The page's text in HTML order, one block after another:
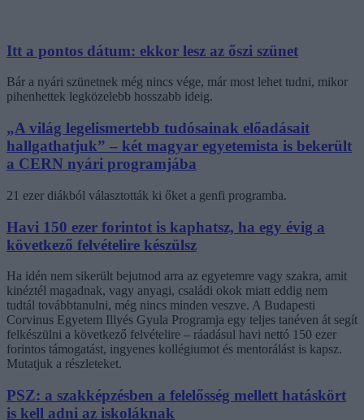
Itt a pontos dátum: ekkor lesz az őszi szünet
Bár a nyári szünetnek még nincs vége, már most lehet tudni, mikor
pihenhettek legközelebb hosszabb ideig.
„A világ legelismertebb tudósainak előadásait
hallgathatjuk” – két magyar egyetemista is bekerült
a CERN nyári programjába
21 ezer diákból választották ki őket a genfi programba.
Havi 150 ezer forintot is kaphatsz, ha egy évig a
következő felvételire készülsz
Ha idén nem sikerült bejutnod arra az egyetemre vagy szakra, amit
kinéztél magadnak, vagy anyagi, családi okok miatt eddig nem
tudtál továbbtanulni, még nincs minden veszve. A Budapesti
Corvinus Egyetem Illyés Gyula Programja egy teljes tanéven át segít
felkészülni a következő felvételire – ráadásul havi nettó 150 ezer
forintos támogatást, ingyenes kollégiumot és mentorálást is kapsz.
Mutatjuk a részleteket.
PSZ: a szakképzésben a felelősség mellett hatáskört
is kell adni az iskoláknak